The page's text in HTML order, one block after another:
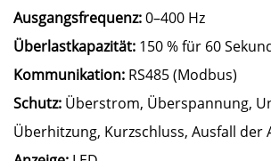
Ausgangsfrequenz:0–400 Hz
Überlastkapazität: 150 % für 60
Kommunikation: RS485 (Modbus)
Schutz: Überstrom, Überspannung,
Überhitzung, Kurzschluss, Ausfall der